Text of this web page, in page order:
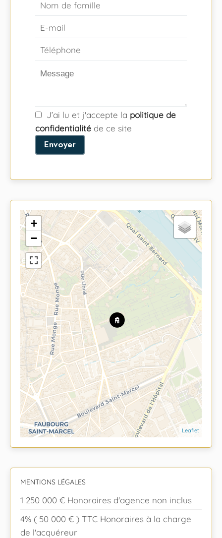
J’ai lu et j'accepte la politique de
confidentialité de ce site
Envoyer
+
−
Leaflet
MENTIONS LÉGALES
1 250 000 € Honoraires d'agence non inclus
4% ( 50 000 € ) TTC Honoraires à la charge
de l'acquéreur